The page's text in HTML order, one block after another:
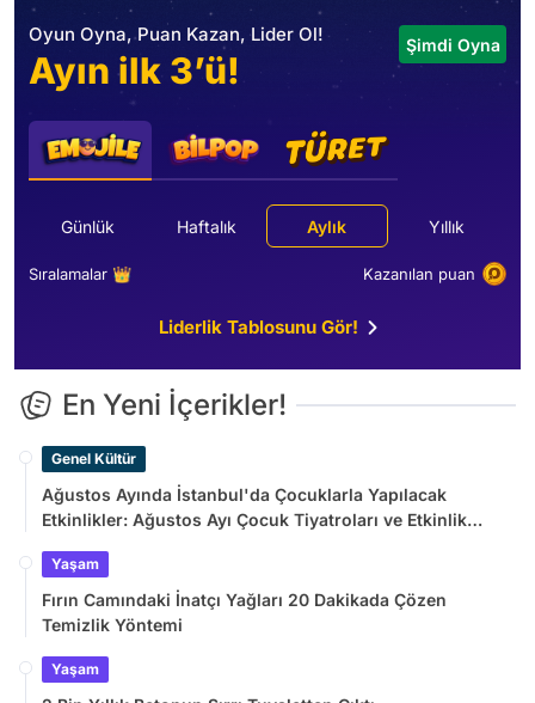
Oyun Oyna, Puan Kazan, Lider Ol!
Ayın ilk 3’ü!
Şimdi Oyna
Günlük Haftalık Aylık Yıllık
Sıralamalar 👑 Kazanılan puan
Liderlik Tablosunu Gör!
En Yeni İçerikler!
Genel Kültür
Ağustos Ayında İstanbul'da Çocuklarla Yapılacak
Etkinlikler: Ağustos Ayı Çocuk Tiyatroları ve Etkinlik
Yaşam
Fırın Camındaki İnatçı Yağları 20 Dakikada Çözen
Temizlik Yöntemi
Yaşam